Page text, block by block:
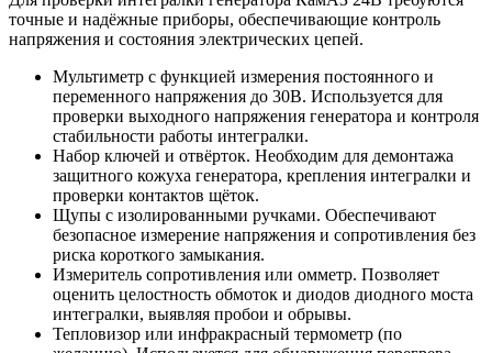
точные и надёжные приборы, обеспечивающие контроль
напряжения и состояния электрических цепей.
Мультиметр с функцией измерения постоянного и
переменного напряжения до 30В. Используется для
проверки выходного напряжения генератора и контроля
стабильности работы интегралки.
Набор ключей и отвёрток. Необходим для демонтажа
защитного кожуха генератора, крепления интегралки и
проверки контактов щёток.
Щупы с изолированными ручками. Обеспечивают
безопасное измерение напряжения и сопротивления без
риска короткого замыкания.
Измеритель сопротивления или омметр. Позволяет
оценить целостность обмоток и диодов диодного моста
интегралки, выявляя пробои и обрывы.
Тепловизор или инфракрасный термометр (по